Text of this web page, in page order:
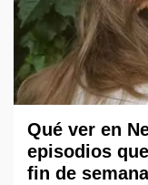
Qué ver en
episodios
fin de semana